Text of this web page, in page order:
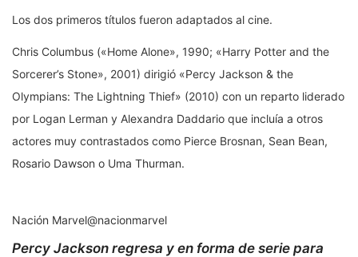
Los dos primeros títulos fueron adaptados al cine.
Chris Columbus («Home Alone», 1990; «Harry Potter and the
Sorcerer’s Stone», 2001) dirigió «Percy Jackson & the
Olympians: The Lightning Thief» (2010) con un reparto liderado
por Logan Lerman y Alexandra Daddario que incluía a otros
actores muy contrastados como Pierce Brosnan, Sean Bean,
Rosario Dawson o Uma Thurman.
Nación Marvel@nacionmarvel
Percy Jackson regresa y en forma de serie para